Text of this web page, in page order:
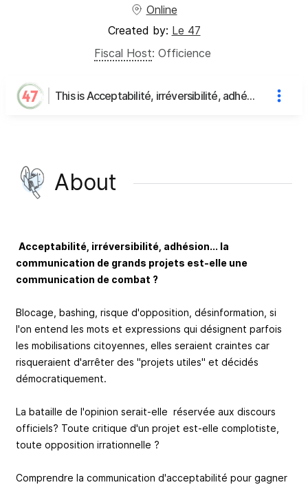
Online
Created by: Le 47
Fiscal Host: Officience
This is Acceptabilité, irréversibilité, adhésion... la communication de grands projets est-elle une communication de combat ? (Part 2)'s page
About
Acceptabilité, irréversibilité, adhésion... la
communication de grands projets est-elle une
communication de combat ?
Blocage, bashing, risque d'opposition, désinformation, si
l'on entend les mots et expressions qui désignent parfois
les mobilisations citoyennes, elles seraient craintes car
risqueraient d'arrêter des "projets utiles" et décidés
démocratiquement.
La bataille de l'opinion serait-elle réservée aux discours
officiels? Toute critique d'un projet est-elle complotiste,
toute opposition irrationnelle ?
Comprendre la communication d'acceptabilité pour gagner